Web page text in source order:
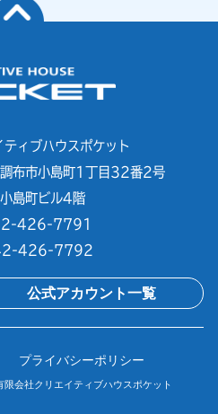
ィブハウスポケット
布市小島町1丁目32番2号
島町ビル4階
426-7791
426-7792
公式アカウント一覧
プライバシーポリシー
限会社クリエイティブハウスポケット